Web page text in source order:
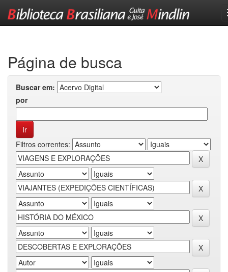
Página de busca
Buscar em:
por
Filtros correntes: